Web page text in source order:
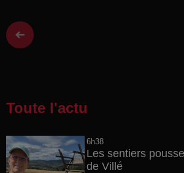
Toute l'actu
6h38
Les sentiers
de Villé